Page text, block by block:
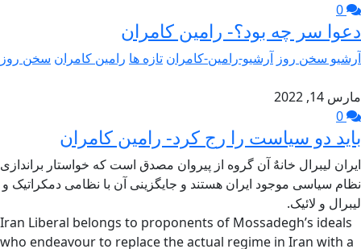
دعوا سر چه بود؟- رامین کامران
آرشیو سخن روز آرشیو-رامین-کامران تازه ها رامین کامران سخن روز
مارس 14, 2022
باید دو سیاست را رج کرد- رامین کامران
ایران لیبرال خانهٌ آن گروه از پیروان مصدق است که خواستار براندازی
نظام سیاسی موجود ایران هستند و جایگزینی آن با نظامی دمکراتیک و
لیبرال و لائیک.
Iran Liberal belongs to proponents of Mossadegh’s ideals
who endeavour to replace the actual regime in Iran with a